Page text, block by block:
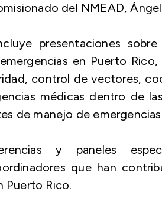
del NMEAD,
presentaciones
en Puerto
control de vectores,
médicas dentro de
de manejo de
y paneles
que han
Puerto Rico.